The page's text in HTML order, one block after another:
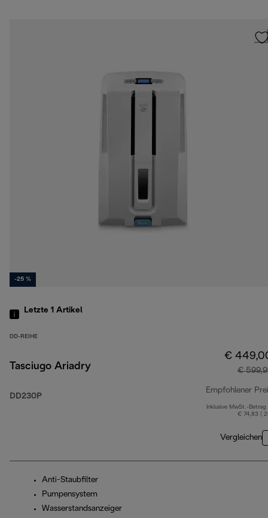
-25 %
Letzte 1 Artikel
DD-REIHE
Tasciugo Ariadry
DD230P
€
€
Empfohlener
Inklusive MwSt.-Betrag
€ 74,83 (
Vergleichen
Anti-Staubfilter
Pumpensystem
Wasserstandsanzeiger